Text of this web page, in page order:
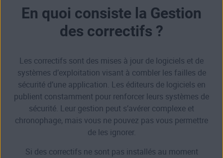
En quoi consiste la Gestion
des correctifs ?
Les correctifs sont des mises à jour de logiciels et de
systèmes d’exploitation visant à combler les failles de
sécurité d’une application. Les éditeurs de logiciels en
publient constamment pour renforcer leurs systèmes de
sécurité. Leur gestion peut s’avérer complexe et
chronophage, mais vous ne pouvez pas vous permettre
de les ignorer.
Si des correctifs ne sont pas installés au moment